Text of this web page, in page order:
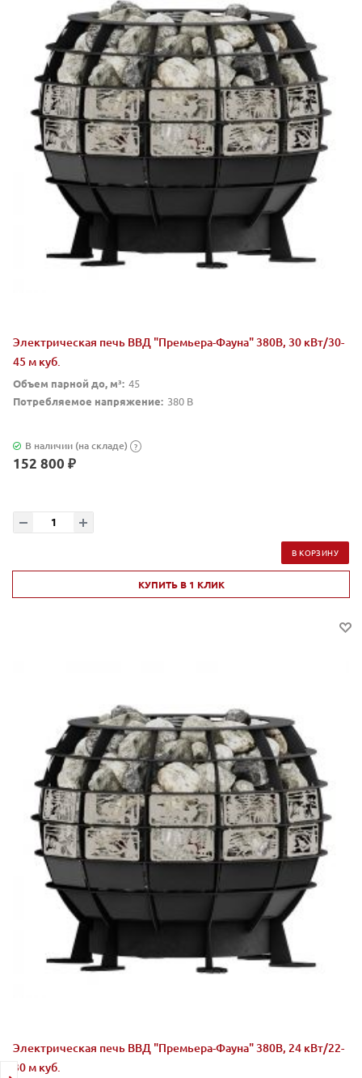
Электрическая печь ВВД "Премьера-Фауна" 380В, 30 кВт/30-
45 м куб.
Объем парной до, м³: 45
Потребляемое напряжение: 380 В
В наличии (на складе) ?
152 800 ₽
В КОРЗИНУ
КУПИТЬ В 1 КЛИК
Электрическая печь ВВД "Премьера-Фауна" 380В, 24 кВт/22-
30 м куб.